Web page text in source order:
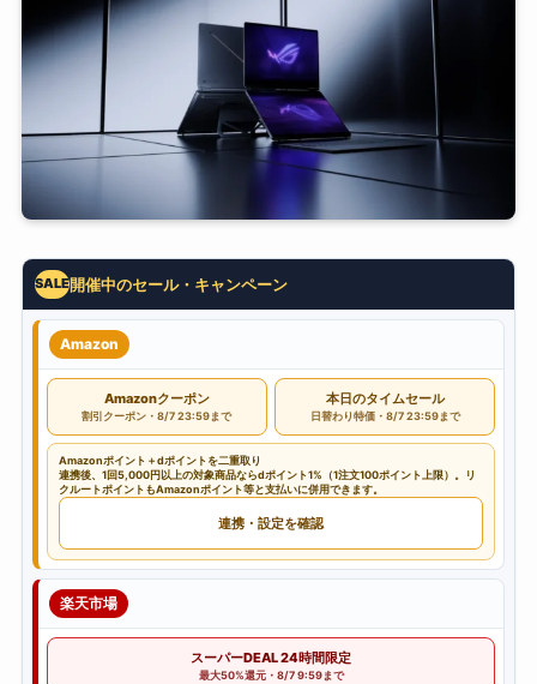
SALE開催中のセール・キャンペーン
Amazon
Amazonクーポン
割引クーポン・8/7 23:59まで
本日のタイムセール
日替わり特価・8/7 23:59まで
Amazonポイント＋dポイントを二重取り
連携後、1回5,000円以上の対象商品ならdポイント1%（1注文100ポイント上限）。リ
クルートポイントもAmazonポイント等と支払いに併用できます。
連携・設定を確認
楽天市場
スーパーDEAL 24時間限定
最大50%還元・8/7 9:59まで